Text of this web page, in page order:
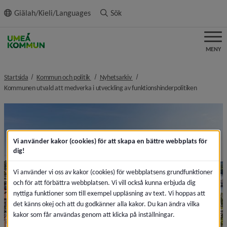
innehållet
Giälah/Kieli/Languages Sök
MENY
Startsida Kommun och politik nivå i brödsmulenavigeringen
Nyhetsarkiv nivå i brödsmulenavigeringen
Kommunen utvald att medverka i utveckling av funktionshinder­politikennivå i
Vi använder kakor (cookies) för att skapa en bättre webbplats för
dig!
Vi använder vi oss av kakor (cookies) för webbplatsens grundfunktioner
och för att förbättra webbplatsen. Vi vill också kunna erbjuda dig
nyttiga funktioner som till exempel uppläsning av text. Vi hoppas att
det känns okej och att du godkänner alla kakor. Du kan ändra vilka
kakor som får användas genom att klicka på inställningar.